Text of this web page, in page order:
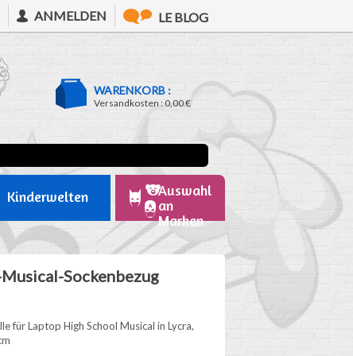
ANMELDEN LE BLOG
WARENKORB :
Versandkosten :0,00 €
Kinderwelten
Auswahl
an
Marken
Sockenbezug
für Laptop High School Musical in Lycra,